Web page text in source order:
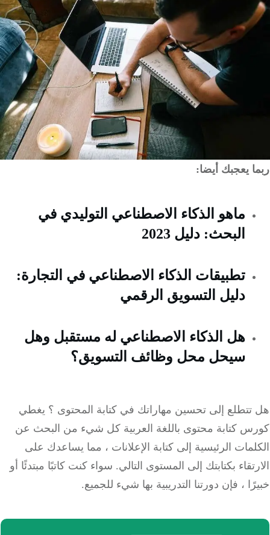
يعجبك أيضا:
ماهو الذكاء الاصطناعي التوليدي في
البحث: دليل 2023
تطبيقات الذكاء الاصطناعي في التجارة:
دليل التسويق الرقمي
هل الذكاء الاصطناعي له مستقبل وهل
سيحل محل وظائف التسويق؟
إلى تحسين مهاراتك في كتابة المحتوى ؟ يغطي
كتابة محتوى باللغة العربية كل شيء من البحث عن
الرئيسية إلى كتابة الإعلانات ، مما يساعدك على
بكتابتك إلى المستوى التالي. سواء كنت كاتبًا مبتدئًا أو
، فإن دورتنا التدريبية بها شيء للجميع.